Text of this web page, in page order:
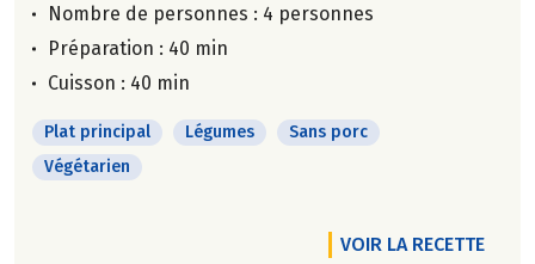
Nombre de personnes : 4 personnes
Préparation : 40 min
Cuisson : 40 min
Plat principal Légumes
Sans porc
Végétarien
VOIR LA RECETTE